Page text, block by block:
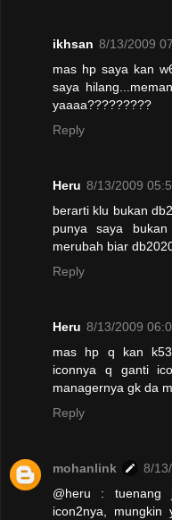
ikhsan 8/13/2009
mas hp saya kan
saya
yaaaa?????????
Reply
Heru 8/13/2009
berarti klu bukan
punya saya
merubah biar
Reply
Heru 8/13/2009
mas hp q kan
iconnya q ganti
managernya gk da
Reply
mohanlink
8/
@heru : tuenang
icon2nya, mungkin